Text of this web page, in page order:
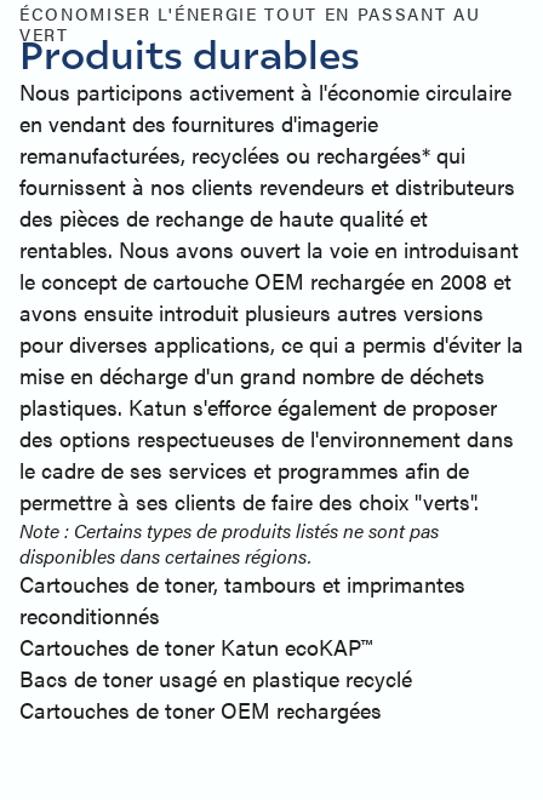
ÉCONOMISER L'ÉNERGIE TOUT EN PASSANT AU
VERT
Produits durables
Nous participons activement à l'économie circulaire
en vendant des fournitures d'imagerie
remanufacturées, recyclées ou rechargées* qui
fournissent à nos clients revendeurs et distributeurs
des pièces de rechange de haute qualité et
rentables. Nous avons ouvert la voie en introduisant
le concept de cartouche OEM rechargée en 2008 et
avons ensuite introduit plusieurs autres versions
pour diverses applications, ce qui a permis d'éviter la
mise en décharge d'un grand nombre de déchets
plastiques. Katun s'efforce également de proposer
des options respectueuses de l'environnement dans
le cadre de ses services et programmes afin de
permettre à ses clients de faire des choix "verts".
Note : Certains types de produits listés ne sont pas
disponibles dans certaines régions.
Cartouches de toner, tambours et imprimantes
reconditionnés
Cartouches de toner Katun ecoKAP™
Bacs de toner usagé en plastique recyclé
Cartouches de toner OEM rechargées